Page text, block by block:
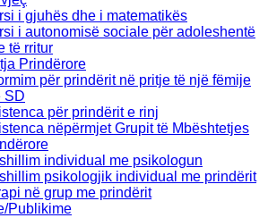
i gjuhës dhe i matematikës
i autonomisë sociale për adoleshentë
të rritur
Prindërore
për prindërit në pritje të një fëmije
SD
për prindërit e rinj
nëpërmjet Grupit të Mbështetjes
individual me psikologun
psikologjik individual me prindërit
në grup me prindërit
Publikime